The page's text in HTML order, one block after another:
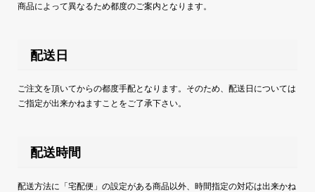
商品によって異なるため都度のご案内となります。
配送日
ご注文を頂いてからの都度手配となります。そのため、配送日については
ご指定が出来かねますことをご了承下さい。
配送時間
配送方法に「宅配便」の設定がある商品以外、時間指定の対応は出来かね